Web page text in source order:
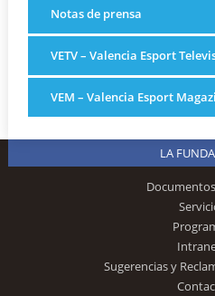
Notas de prensa
VETV – Valencia Esport
VEM – Valencia Esport
LA
Sugerencias y